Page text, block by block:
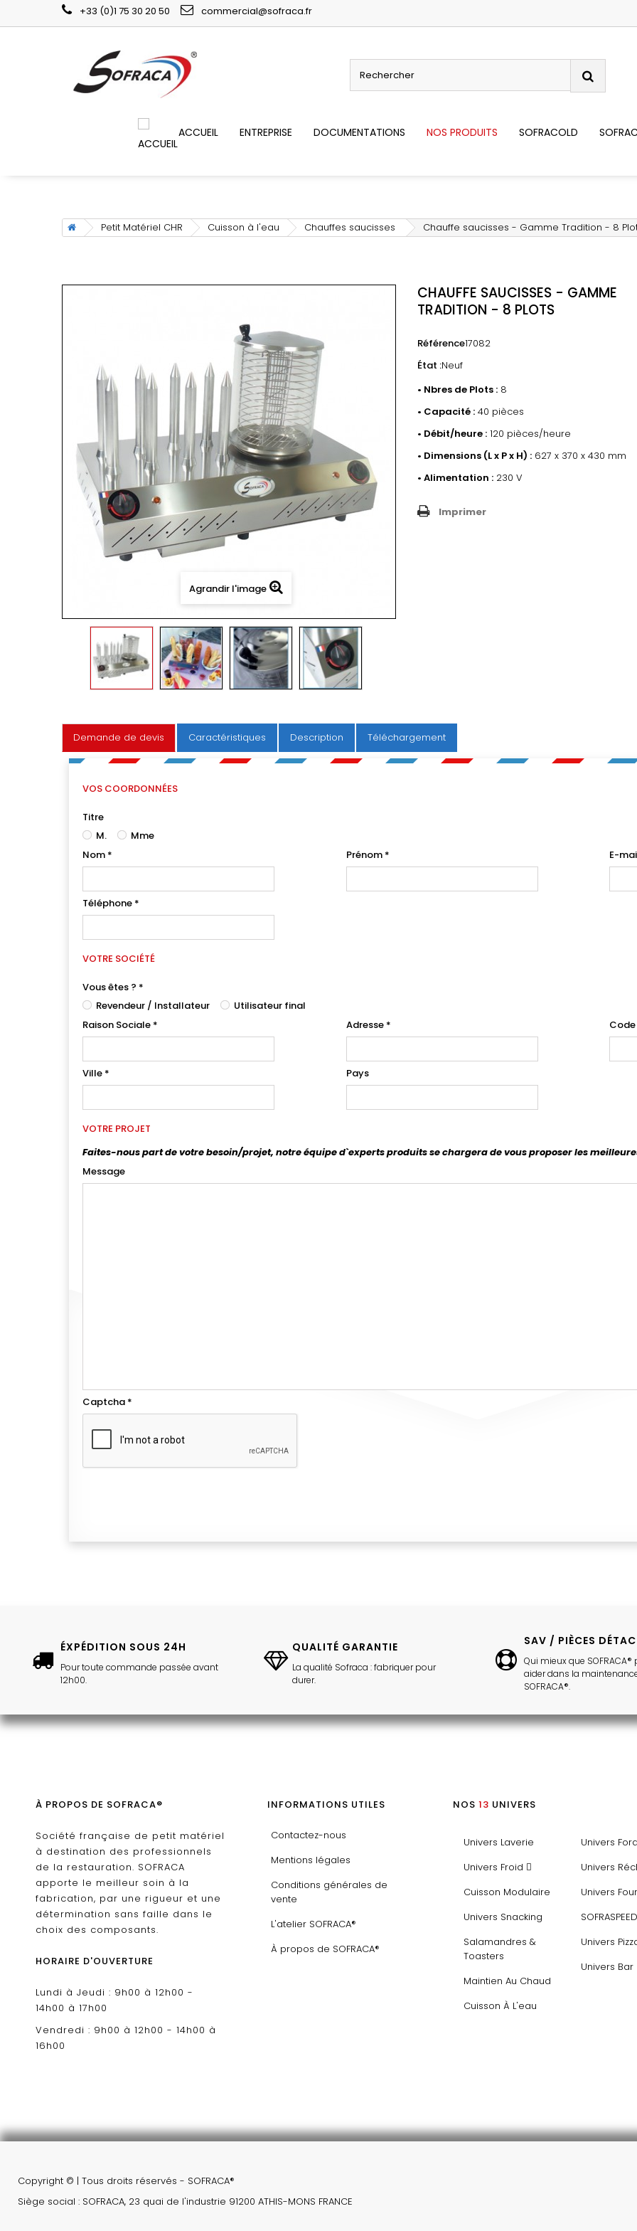
+33 (0)1 75 30 20 50 commercial@sofraca.fr
ACCUEIL ENTREPRISE DOCUMENTATIONS NOS PRODUITS SOFRACOLD
Petit Matériel CHR Cuisson à l'eau Chauffes saucisses Chauffe saucisses - Gamme Tradition - 8
Agrandir l'image
CHAUFFE SAUCISSES - GAMME
TRADITION - 8 PLOTS
Référence17082
État :Neuf
• Nbres de Plots : 8
• Capacité : 40 pièces
• Débit/heure : 120 pièces/heure
• Dimensions (L x P x H) : 627 x 370 x 430 mm
• Alimentation : 230 V
Imprimer
Demande de devis Caractéristiques Description Téléchargement
VOS COORDONNÉES
Titre
M.
Mme
Nom * Prénom * E-
Téléphone *
VOTRE SOCIÉTÉ
Vous êtes ? *
Revendeur / Installateur
Utilisateur final
Raison Sociale * Adresse *
Ville * Pays
VOTRE PROJET
Faites-nous part de votre besoin/projet, notre équipe d`experts produits se chargera de vous proposer les
Message
Captcha *
ÉXPÉDITION SOUS 24H
Pour toute commande passée avant
12h00.
QUALITÉ GARANTIE
La qualité Sofraca : fabriquer pour
durer.
SAV / PIÈCES
Qui mieux que
aider dans la
SOFRACA®.
À PROPOS DE SOFRACA®
Société française de petit matériel
à destination des professionnels
de la restauration. SOFRACA
apporte le meilleur soin à la
fabrication, par une rigueur et une
détermination sans faille dans le
choix des composants.
HORAIRE D'OUVERTURE
Lundi à Jeudi : 9h00 à 12h00 -
14h00 à 17h00
Vendredi : 9h00 à 12h00 - 14h00 à
16h00
INFORMATIONS UTILES
Contactez-nous
Mentions légales
Conditions générales de
vente
L'atelier SOFRACA®
À propos de SOFRACA®
NOS 13 UNIVERS
Univers Laverie
Univers Froid
Cuisson Modulaire
Univers Snacking
Salamandres &
Toasters
Maintien Au Chaud
Cuisson À L'eau
Univers
Univers
Univers
Univers
Univers Bar
Copyright © | Tous droits réservés - SOFRACA®
Siège social : SOFRACA, 23 quai de l'industrie 91200 ATHIS-MONS FRANCE